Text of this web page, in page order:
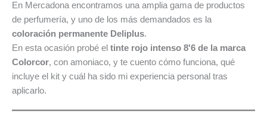
En Mercadona encontramos una amplia gama de productos
de perfumería, y uno de los más demandados es la
coloración permanente Deliplus.
En esta ocasión probé el tinte rojo intenso 8'6 de la marca
Colorcor, con amoniaco, y te cuento cómo funciona, qué
incluye el kit y cuál ha sido mi experiencia personal tras
aplicarlo.